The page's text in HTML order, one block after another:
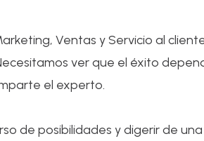
Ventas y Servicio al
ver que el éxito
el experto.
de posibilidades y digerir de